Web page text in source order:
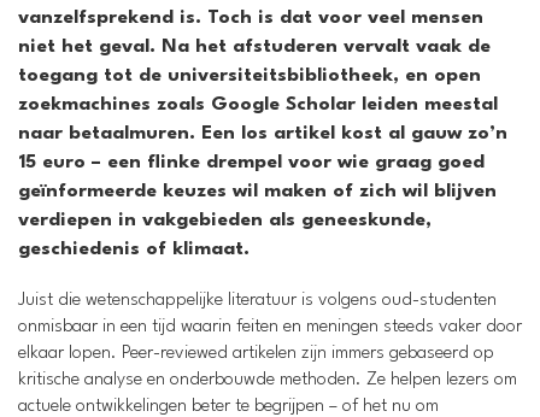
vanzelfsprekend is. Toch is dat voor veel mensen
niet het geval. Na het afstuderen vervalt vaak de
toegang tot de universiteitsbibliotheek, en open
zoekmachines zoals Google Scholar leiden meestal
naar betaalmuren. Een los artikel kost al gauw zo’n
15 euro – een flinke drempel voor wie graag goed
geïnformeerde keuzes wil maken of zich wil blijven
verdiepen in vakgebieden als geneeskunde,
geschiedenis of klimaat.
Juist die wetenschappelijke literatuur is volgens oud-studenten
onmisbaar in een tijd waarin feiten en meningen steeds vaker door
elkaar lopen. Peer-reviewed artikelen zijn immers gebaseerd op
kritische analyse en onderbouwde methoden. Ze helpen lezers om
actuele ontwikkelingen beter te begrijpen – of het nu om